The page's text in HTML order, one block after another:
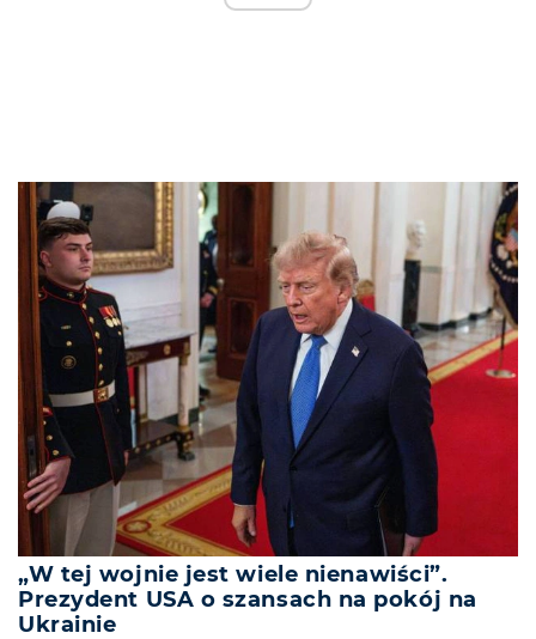
„W tej wojnie jest wiele nienawiści”.
Prezydent USA o szansach na pokój na
Ukrainie